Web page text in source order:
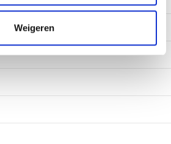
uw gebruik van hun services.
Weigeren